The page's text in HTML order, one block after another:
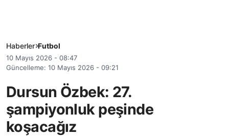
Haberler Futbol
10 Mayıs 2026 - 08:47
Güncelleme: 10 Mayıs 2026 - 09:21
Dursun Özbek: 27.
şampiyonluk peşinde
koşacağız